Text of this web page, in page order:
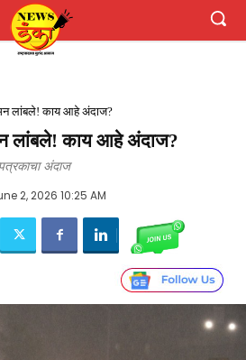
लांबले! काय आहे अंदाज?
लांबले! काय आहे अंदाज?
अंदाज
2, 2026 10:25 AM